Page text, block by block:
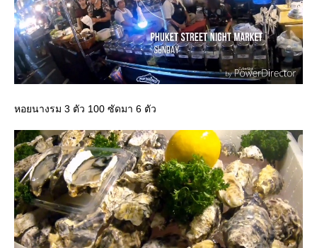
หอยนางรม 3 ตัว 100 ซัดมา 6 ตัว